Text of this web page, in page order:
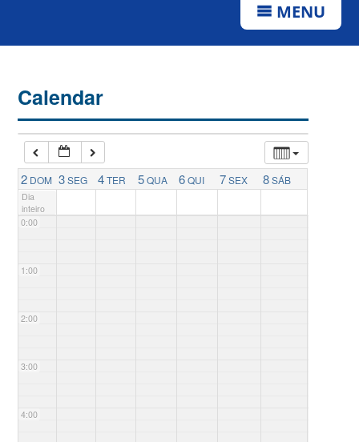
MENU
Calendar
2 DOM 3SEG 4TER 5QUA 6QUI 7SEX 8SÁB
Dia
inteiro
0:00
1:00
2:00
3:00
4:00